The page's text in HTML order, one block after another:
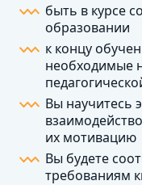
быть в курсе
образовании
к концу
необходимые
Вы научитесь
их мотивацию
Вы будете
требованиям